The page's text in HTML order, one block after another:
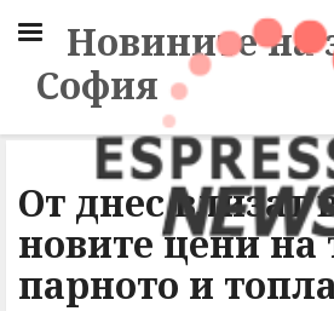
Новините на
София
От днес влизат
новите цени на
парното и